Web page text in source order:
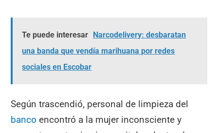
Te puede interesar
Narcodelivery: desbaratan
una banda que vendía marihuana por redes
sociales en Escobar
Según trascendió, personal de limpieza del
banco encontró a la mujer inconsciente y